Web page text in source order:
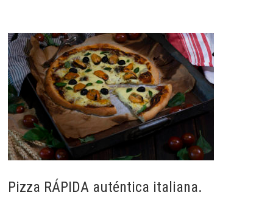
Pizza RÁPIDA auténtica italiana.